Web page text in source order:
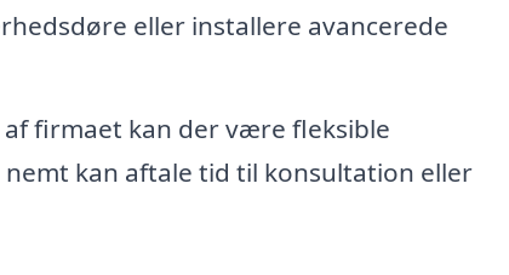
eller installere avancerede
firmaet kan der være fleksible
kan aftale tid til konsultation eller